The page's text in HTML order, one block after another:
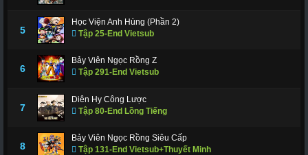
5
Học Viện Anh Hùng (Phần 2)
Tập 25-End Vietsub
6
Bảy Viên Ngọc Rồng Z
Tập 291-End Vietsub
7
Diên Hy Công Lược
Tập 80-End Lồng Tiếng
8
Bảy Viên Ngọc Rồng Siêu Cấp
Tập 131-End Vietsub+Thuyết Minh